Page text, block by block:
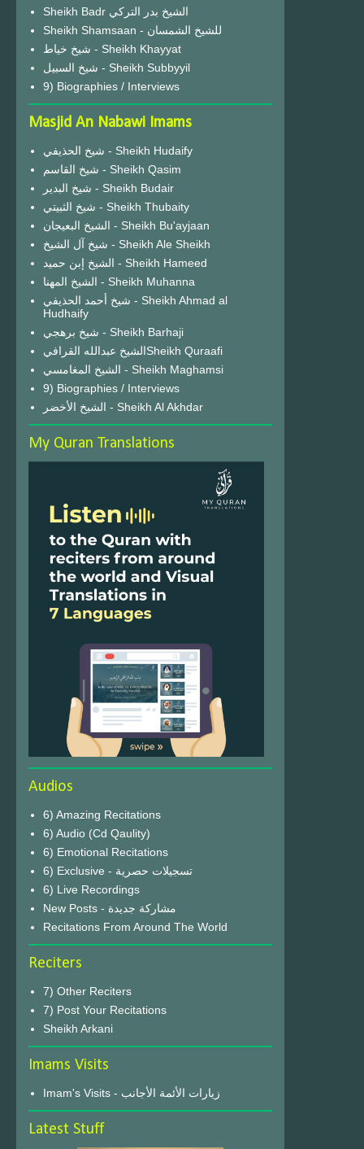
Sheikh Badr الشيخ بدر التركي
Sheikh Shamsaan - للشيخ الشمسان
شيخ خياط - Sheikh Khayyat
شيخ السبيل - Sheikh Subbyyil
9) Biographies / Interviews
Masjid An Nabawi Imams
شيخ الحذيفي - Sheikh Hudaify
شيخ القاسم - Sheikh Qasim
شيخ البدير - Sheikh Budair
شيخ الثبيتي - Sheikh Thubaity
الشيخ البعيجان - Sheikh Bu'ayjaan
شيخ آل الشيخ - Sheikh Ale Sheikh
الشيخ إبن حميد - Sheikh Hameed
الشيخ المهنا - Sheikh Muhanna
شيخ أحمد الحذيفي - Sheikh Ahmad al
Hudhaify
شيخ برهجي - Sheikh Barhaji
الشيخ عبدالله القرافيSheikh Quraafi
الشيخ المغامسي - Sheikh Maghamsi
9) Biographies / Interviews
الشيخ الأخضر - Sheikh Al Akhdar
My Quran Translations
Audios
6) Amazing Recitations
6) Audio (Cd Qaulity)
6) Emotional Recitations
6) Exclusive - تسجيلات حصرية
6) Live Recordings
New Posts - مشاركة جديدة
Recitations From Around The World
Reciters
7) Other Reciters
7) Post Your Recitations
Sheikh Arkani
Imams Visits
Imam's Visits - زيارات الأئمة الأجانب
Latest Stuff